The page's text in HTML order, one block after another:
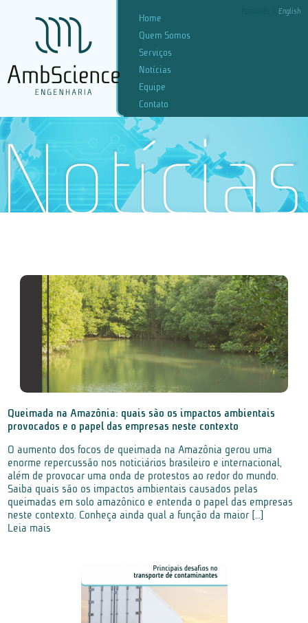
English
Home
Quem Somos
Serviços
Notícias
Equipe
Contato
Queimada na Amazônia: quais são os impactos ambientais
provocados e o papel das empresas neste contexto
O aumento dos focos de queimada na Amazônia gerou uma
enorme repercussão nos noticiários brasileiro e internacional,
além de provocar uma onda de protestos ao redor do mundo.
Saiba quais são os impactos ambientais causados pelas
queimadas em solo amazônico e entenda o papel das empresas
neste contexto. Conheça ainda qual a função da maior […]
Leia mais